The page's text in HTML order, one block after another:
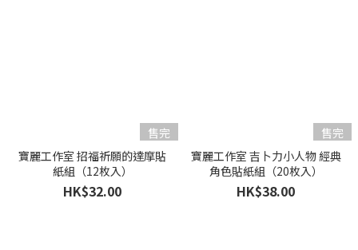
售完
寶麗工作室 招福祈願的達摩貼
紙組（12枚入）
HK$32.00
售完
寶麗工作室 吉卜力小人物 經典
角色貼紙組（20枚入）
HK$38.00